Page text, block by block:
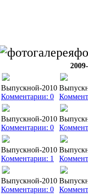
Выпускной-2010
Комментарии: 0
Выпускной-2010
Комментарии: 0
Выпускной-2010
Комментарии: 1
Выпускной-2010
Комментарии: 0